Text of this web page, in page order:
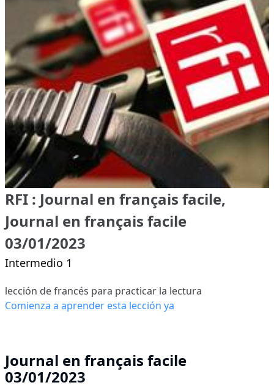
RFI : Journal en français facile,
Journal en français facile
03/01/2023
Intermedio 1
lección de francés para practicar la lectura
Comienza a aprender esta lección ya
Journal en français facile
03/01/2023